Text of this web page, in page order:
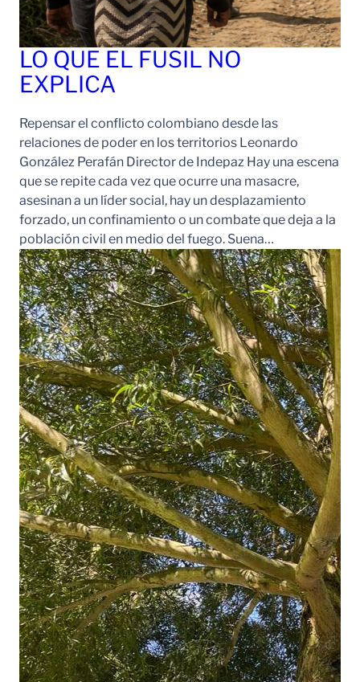
LO QUE EL FUSIL NO
EXPLICA
Repensar el conflicto colombiano desde las
relaciones de poder en los territorios Leonardo
González Perafán Director de Indepaz Hay una escena
que se repite cada vez que ocurre una masacre,
asesinan a un líder social, hay un desplazamiento
forzado, un confinamiento o un combate que deja a la
población civil en medio del fuego. Suena…